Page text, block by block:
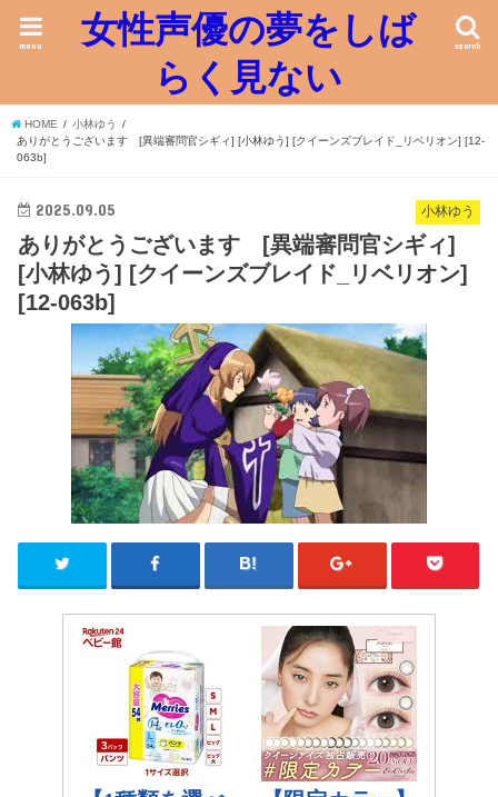
女性声優の夢をしば
らく見ない
search
menu
HOME
小林ゆう
ありがとうございます [異端審問官シギィ] [小林ゆう] [クイーンズブレイド_リベリオン] [12-
063b]
小林ゆう
2025.09.05
ありがとうございます [異端審問官シギィ]
[小林ゆう] [クイーンズブレイド_リベリオン]
[12-063b]